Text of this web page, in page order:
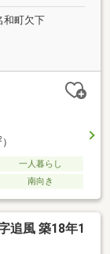
和町欠下
）
一人暮らし
南向き
追風 築18年1